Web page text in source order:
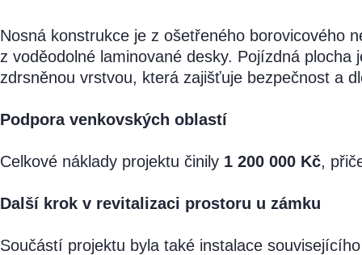
Nosná konstrukce je z ošetřeného borovicového
z voděodolné laminované desky. Pojízdná
zdrsněnou vrstvou, která zajišťuje bezpečnost a
Podpora venkovských oblastí
Celkové náklady projektu činily 1 200 000 Kč,
Další krok v revitalizaci prostoru u zámku
Součástí projektu byla také instalace